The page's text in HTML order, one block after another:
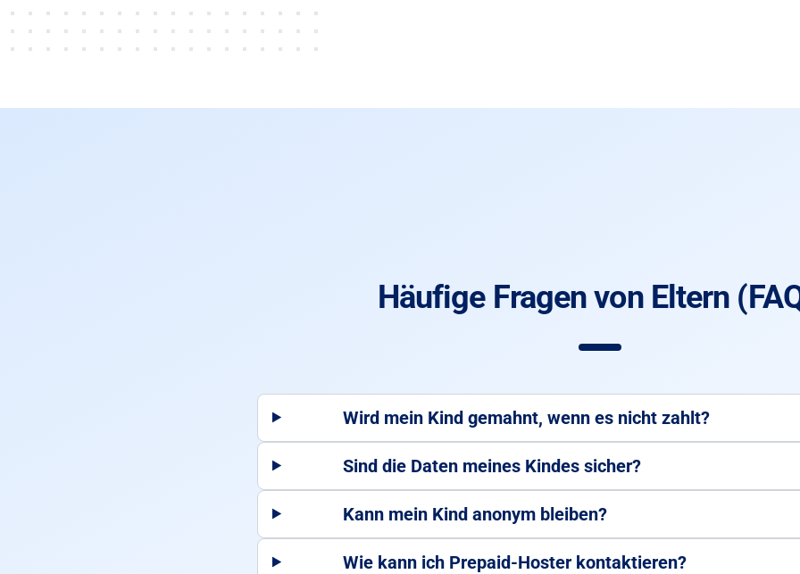
Häufige Fragen von Eltern
Wird mein Kind gemahnt, wenn es nicht zahlt?
Sind die Daten meines Kindes sicher?
Kann mein Kind anonym bleiben?
Wie kann ich Prepaid-Hoster kontaktieren?